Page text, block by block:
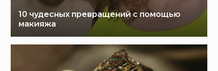
10 чудесных превращений с помощью
макияжа